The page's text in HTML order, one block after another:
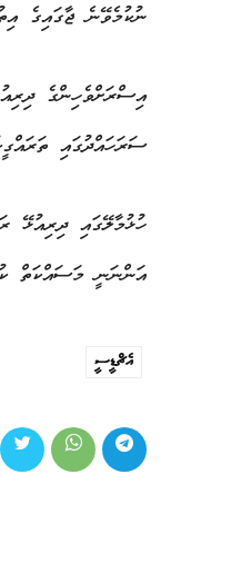
ނުކުމެވޭނެ ޖާގައިގެ
އިސްރަށްވެހިންގެ
ސަރަހައްދުގައި
ހުޅުމާލޭގައި ދިރިއުޅޭ
އަންނަނީ މަސައްކަތް
އެޗްޑީސީ